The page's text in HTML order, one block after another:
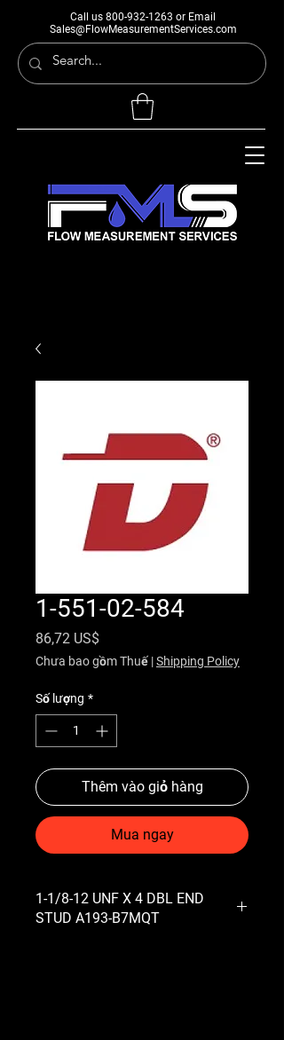
Call us 800-932-1263 or Email
Sales@FlowMeasurementServices.com
1-551-02-584
86,72 US$
Chưa bao gồm Thuế |Shipping Policy
Số lượng *
Thêm vào giỏ hàng
Mua ngay
1-1/8-12 UNF X 4 DBL END
STUD A193-B7MQT